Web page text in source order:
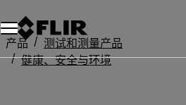
产品
测试和测量产品
健康、安全与环境